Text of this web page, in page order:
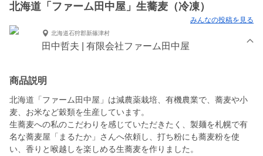
北海道「ファーム田中屋」生蕎麦（冷凍）
みんなの投稿を見る
北海道石狩郡新篠津村
田中哲夫 | 有限会社ファーム田中屋
商品説明
北海道「ファーム田中屋」は減農薬栽培、有機農業で、蕎麦や小
麦、お米など穀類を生産しています。
生蕎麦への私のこだわりを感じていただきたく、製麺を札幌で有
名な蕎麦屋「まるたか」さんへ依頼し、打ち粉にも蕎麦粉を使
い、香りと喉越しを楽しめる生蕎麦を作りました。